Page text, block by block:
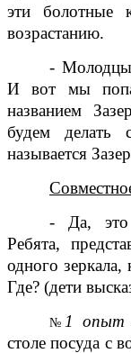
эти болотные
возрастанию.
-
И вот мы
названием
будем делать
называется
- Да, это
Ребята,
одного зеркала,
Где? (дети
№ 1 опыт
столе посуда с